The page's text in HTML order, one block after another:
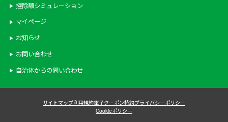
控除額シミュレーション
マイページ
お知らせ
お問い合わせ
自治体からの問い合わせ
サイトマップ利用規約電子クーポン特約プライバシーポリシー
Cookieポリシー